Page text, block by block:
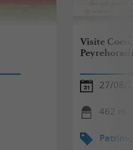
Visite
27/08/
462 m -